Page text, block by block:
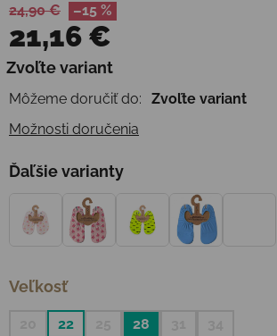
24,90 € –15 %
21,16 €
Jednotková cena:
Zvoľte variant
Môžeme doručiť do:
Zvoľte variant
Možnosti doručenia
Ďaľšie varianty
Veľkosť
22 28